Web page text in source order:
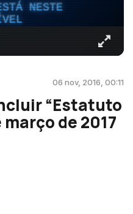
NESTE
06 nov, 2016, 00:11
“Estatuto
de 2017